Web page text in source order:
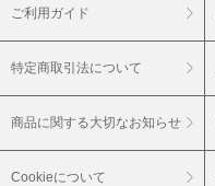
ご利用ガイド
特定商取引法について
商品に関する大切なお知らせ
Cookieについて